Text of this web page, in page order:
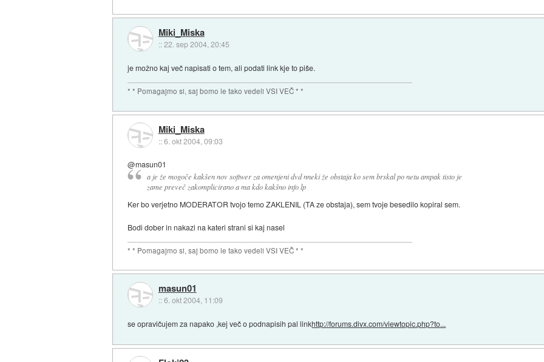
Miki_Miska
::22. sep 2004, 20:45
je možno kaj več napisati o tem, ali podati link kje to piše.
* * Pomagajmo si, saj bomo le tako vedeli VSI VEČ * *
Miki_Miska
::6. okt 2004, 09:03
@masun01
a je že mogoče kakšen nov softwer za omenjeni dvd nneki že obstaja ko sem brskal po netu ampak tisto je
zame preveč zakomplicirano a ma kdo kakšno info lp
Ker bo verjetno MODERATOR tvojo temo ZAKLENIL (TA ze obstaja), sem tvoje besedilo kopiral sem.
Bodi dober in nakazi na kateri strani si kaj nasel
* * Pomagajmo si, saj bomo le tako vedeli VSI VEČ * *
masun01
::6. okt 2004, 11:09
se opravičujem za napako ,kej več o podnapisih pal linkhttp://forums.divx.com/viewtopic.php?to...